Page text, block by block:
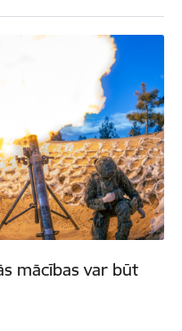
mācības var būt